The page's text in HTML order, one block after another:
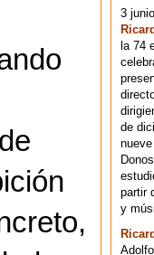
3
la 74
de
partir
y